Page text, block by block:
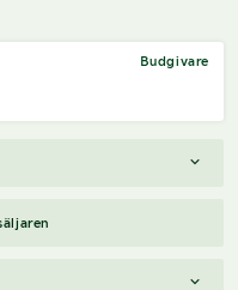
Budgivare
om frakt för
oss en förfrågan via